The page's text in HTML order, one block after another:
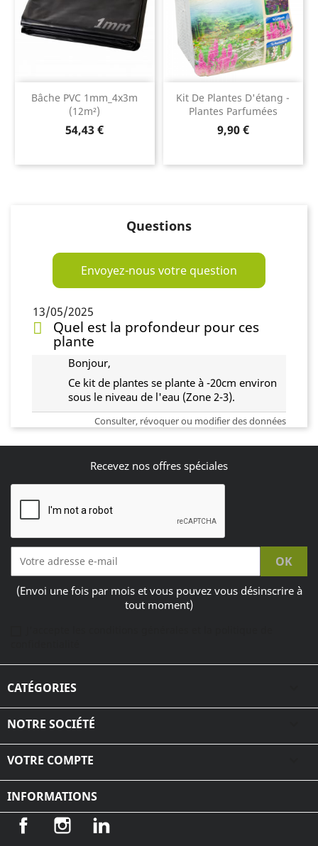
Bâche PVC 1mm_4x3m
(12m²)
Prix
54,43 €
Kit De Plantes D'étang -
Plantes Parfumées
Prix
9,90 €
Questions
Envoyez-nous votre question
13/05/2025
Quel est la profondeur pour ces
plante
Bonjour,
Ce kit de plantes se plante à -20cm environ
sous le niveau de l'eau (Zone 2-3).
Consulter, révoquer ou modifier des données
Recevez nos offres spéciales
(Envoi une fois par mois et vous pouvez vous désinscrire à
tout moment)
CATÉGORIES
NOTRE SOCIÉTÉ
VOTRE COMPTE
INFORMATIONS
Facebook Instagram